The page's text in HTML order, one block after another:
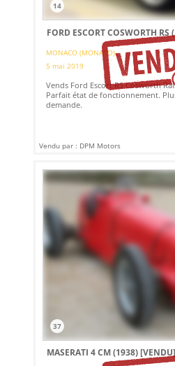
14
FORD ESCORT COSWORTH RS
MONACO (MONACO)
5 mai 2019
Vends Ford Escort RS Cosworth
Parfait état de fonctionnement.
demande.
Vendu par : DPM Motors
37
MASERATI 4 CM (1938)[VENDU]